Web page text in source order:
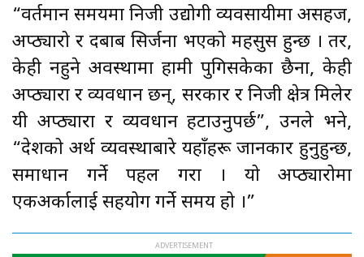
“वर्तमान समयमा निजी उद्योगी व्यवसायीमा असहज,
अप्ठ्यारो र दबाब सिर्जना भएको महसुस हुन्छ । तर,
केही नहुने अवस्थामा हामी पुगिसकेका छैनौँ, केही
अप्ठ्यारा र व्यवधान छन्, सरकार र निजी क्षेत्र मिलेर
यी अप्ठ्यारा र व्यवधान हटाउनुपर्छ”, उनले भने,
“देशको अर्थ व्यवस्थाबारे यहाँहरू जानकार हुनुहुन्छ,
समाधान गर्ने पहल गरौँ । यो अप्ठ्यारोमा
एकअर्कालाई सहयोग गर्ने समय हो ।”